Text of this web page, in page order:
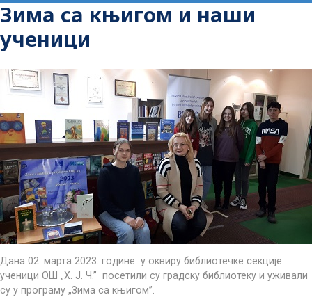
Зима са књигом и наши
ученици
Дана 02. марта 2023. године у оквиру библиотечке секције
ученици ОШ „Х. Ј. Ч.” посетили су градску библиотеку и уживали
су у програму „Зима са књигом”.